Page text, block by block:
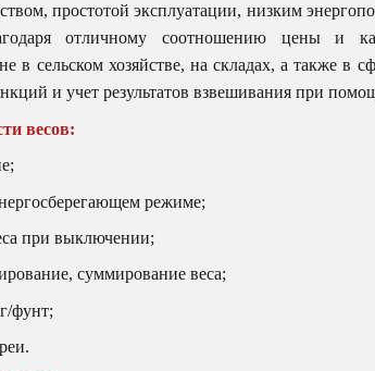
простотой эксплуатации, низким
отличному соотношению цены и
в сельском хозяйстве, на складах, а также в
и учет результатов взвешивания при
весов:
режиме;
при выключении;
суммирование веса;
фунт;